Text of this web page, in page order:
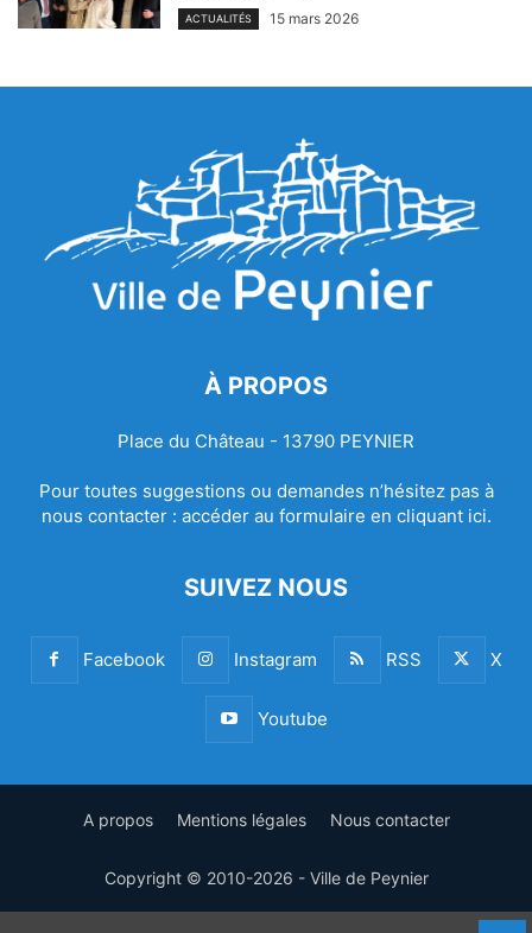
ACTUALITÉS 15 mars 2026
À PROPOS
Place du Château - 13790 PEYNIER
Pour toutes suggestions ou demandes n’hésitez pas à
nous contacter : accéder au formulaire en cliquant ici.
SUIVEZ NOUS
Facebook Instagram RSS X
Youtube
A propos Mentions légales Nous contacter
Copyright © 2010-2026 - Ville de Peynier